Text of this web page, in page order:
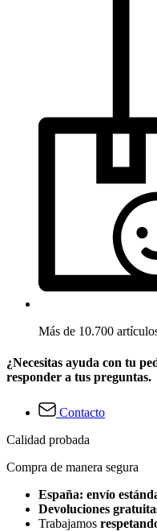
Más de 10.700
¿Necesitas ayuda con tu
responder a tus preguntas.
Contacto
Calidad probada
Compra de manera segura
España: envío
Devoluciones
Trabajamos